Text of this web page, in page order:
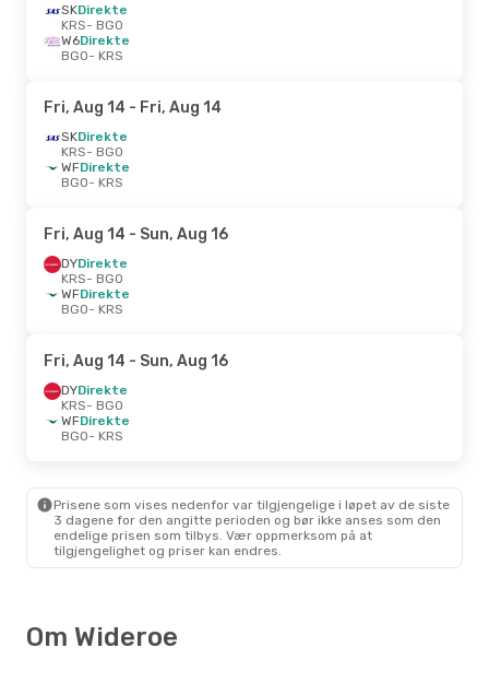
SKDirekte
KRS- BGO
W6Direkte
BGO- KRS
Fri, Aug 14 - Fri, Aug 14
SKDirekte
KRS- BGO
WFDirekte
BGO- KRS
Fri, Aug 14 - Sun, Aug 16
DYDirekte
KRS- BGO
WFDirekte
BGO- KRS
Fri, Aug 14 - Sun, Aug 16
DYDirekte
KRS- BGO
WFDirekte
BGO- KRS
Prisene som vises nedenfor var tilgjengelige i løpet av de siste
3 dagene for den angitte perioden og bør ikke anses som den
endelige prisen som tilbys. Vær oppmerksom på at
tilgjengelighet og priser kan endres.
Om Wideroe